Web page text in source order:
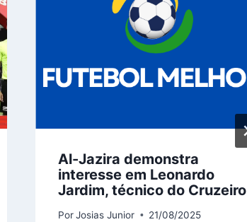
Al-Jazira demonstra
interesse em Leonardo
Jardim, técnico do Cruzeiro
Por Josias Junior 21/08/2025